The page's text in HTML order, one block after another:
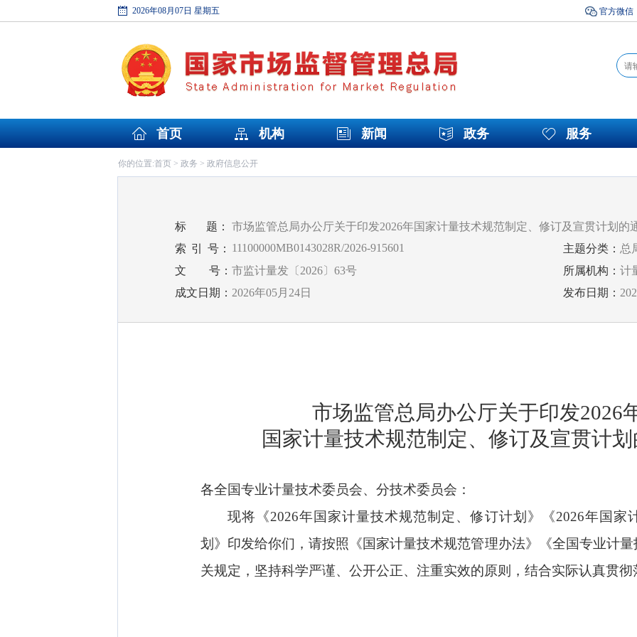
2026年08月07日 星期五 官方微信
首页 机构 新闻 政务 服务
你的位置:首页> 政务 > 政府信息公开
标 题：
市场监管总局办公厅关于印发2026年国家计量技术规范制定、修订及宣贯计划的
索 引 号： 11100000MB0143028R/2026-915601 主题分类： 总
文
号： 市监计量发〔2026〕63号 所属机构： 计
成文日期： 2026年05月24日 发布日期：
市场监管总局办公厅关于印发2026
国家计量技术规范制定、修订及宣贯计
各全国专业计量技术委员会、分技术委员会：
现将《2026年国家计量技术规范制定、修订计划》《2026年国家
划》印发给你们，请按照《国家计量技术规范管理办法》《全国专业计
关规定，坚持科学严谨、公开公正、注重实效的原则，结合实际认真贯彻